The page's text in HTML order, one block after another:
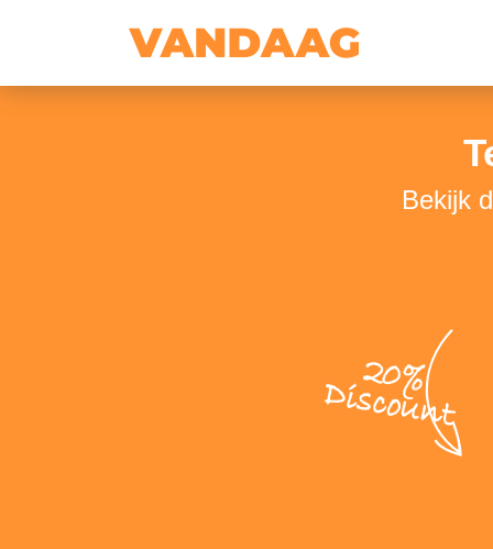
Bekijk
20%
Discount